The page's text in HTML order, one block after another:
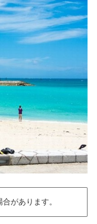
があります。